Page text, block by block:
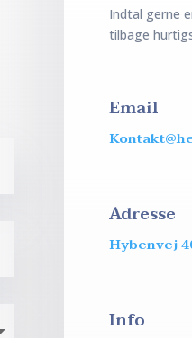
Indtal gerne
tilbage
Email
Adresse
Hybenvej
Info